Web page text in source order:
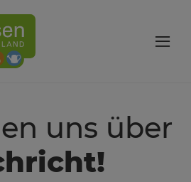
uns über